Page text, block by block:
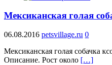
Мексиканская голая
06.08.2016 petsvillage.ru 0
Мексиканская голая собачка
Описание. Рост около […]